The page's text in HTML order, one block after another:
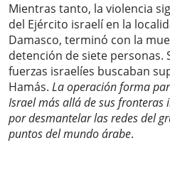
Mientras tanto, la violencia
del Ejército israelí en la
Damasco, terminó con la
detención de siete personas.
fuerzas israelíes buscaban
Hamás. La operación forma
Israel más allá de sus
por desmantelar las redes del
puntos del mundo árabe.